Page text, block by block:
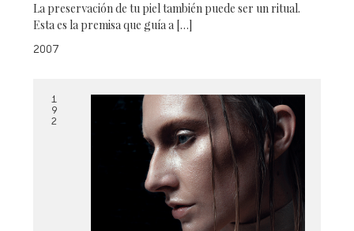
La preservación de tu piel también puede ser un ritual.
Esta es la premisa que guía a […]
2007
1
9
2